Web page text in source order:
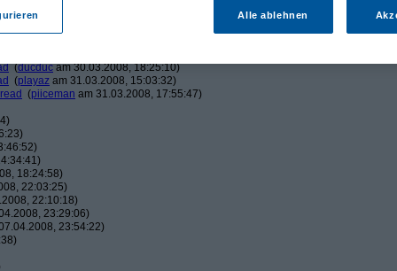
am 30.03.2008, 16:00:59)
(ducducam 30.03.2008, 18:25:10)
(playaz am 31.03.2008, 15:03:32)
(piiceman am 31.03.2008, 17:55:47)
18:24:58)
22:03:25)
22:10:18)
23:29:06)
23:54:22)
Alle ablehnen